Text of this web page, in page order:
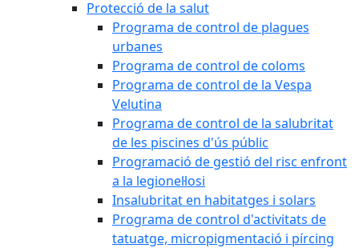
Protecció de la salut
Programa de control de plagues
urbanes
Programa de control de coloms
Programa de control de la Vespa
Velutina
Programa de control de la salubritat
de les piscines d'ús públic
Programació de gestió del risc enfront
a la legionel·losi
Insalubritat en habitatges i solars
Programa de control d'activitats de
tatuatge, micropigmentació i pírcing